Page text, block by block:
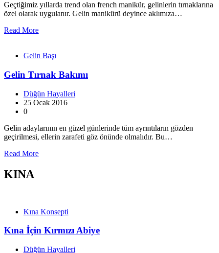
Geçtiğimiz yıllarda trend olan french manikür, gelinlerin tırnaklarına
özel olarak uygulanır. Gelin manikürü deyince aklımıza…
Read More
Gelin Başı
Gelin Tırnak Bakımı
Düğün Hayalleri
25 Ocak 2016
0
Gelin adaylarının en güzel günlerinde tüm ayrıntıların gözden
geçirilmesi, ellerin zarafeti göz önünde olmalıdır. Bu…
Read More
KINA
Kına Konsepti
Kına İçin Kırmızı Abiye
Düğün Hayalleri